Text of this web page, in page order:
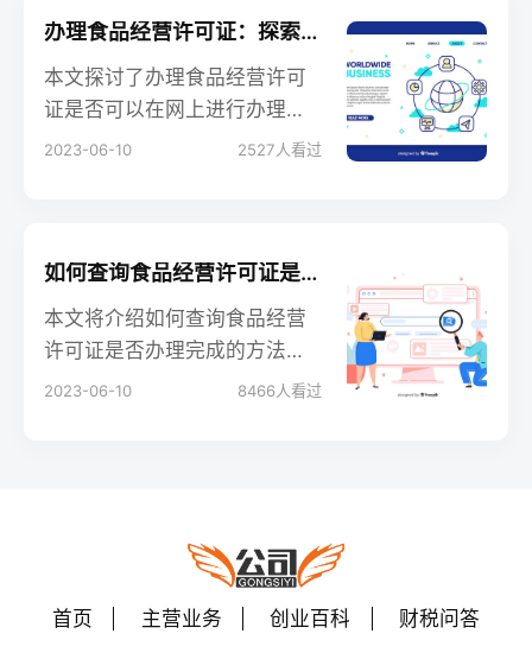
静，有条不紊地处理，是解决办理食品经营许可证：探索网上办理的便利性与适用范围
本文探讨了办理食品经营许可
证是否可以在网上进行办理，
并讨论了网上办理的便利性和
议食品经营者在考虑网上办理
根据实际情况选择最适合的办
理方式。
2023-06-10 2527 人看过
如何查询食品经营许可证是否办理完成？
本文将介绍如何查询食品经营
许可证是否办理完成的方法。
食品经营许可证是食品经营者
询食品经营许可证的办理状态
和结果，以便及时获知申请是
否已成功办好。
2023-06-10 8466人看过
首页 主营业务 创业百科 财税问答